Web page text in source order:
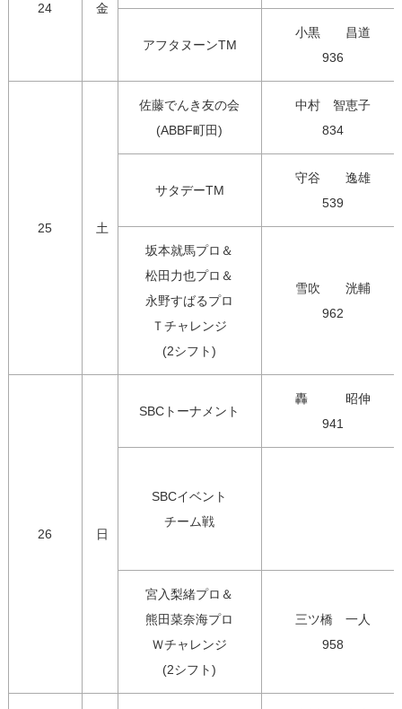
24 金
アフタヌーンTM
小黒　　昌道
936
25 土
佐藤でんき友の会
(ABBF町田)
中村　智恵子
834
サタデーTM
守谷　　逸雄
539
坂本就馬プロ＆
松田力也プロ＆
永野すばるプロ
Ｔチャレンジ
(2シフト)
雪吹　　洸輔
962
26 日
SBCトーナメント
轟　　　昭伸
941
SBCイベント
チーム戦
宮入梨緒プロ＆
熊田菜奈海プロ
Ｗチャレンジ
(2シフト)
三ツ橋　一人
958